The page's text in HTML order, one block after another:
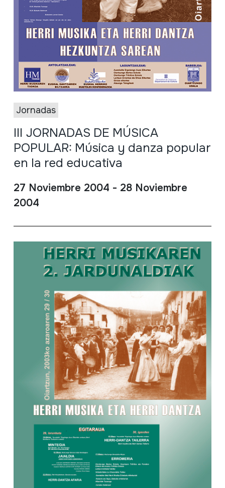
Jornadas
III JORNADAS DE MÚSICA
POPULAR: Música y danza popular
en la red educativa
27 Noviembre 2004 - 28 Noviembre
2004